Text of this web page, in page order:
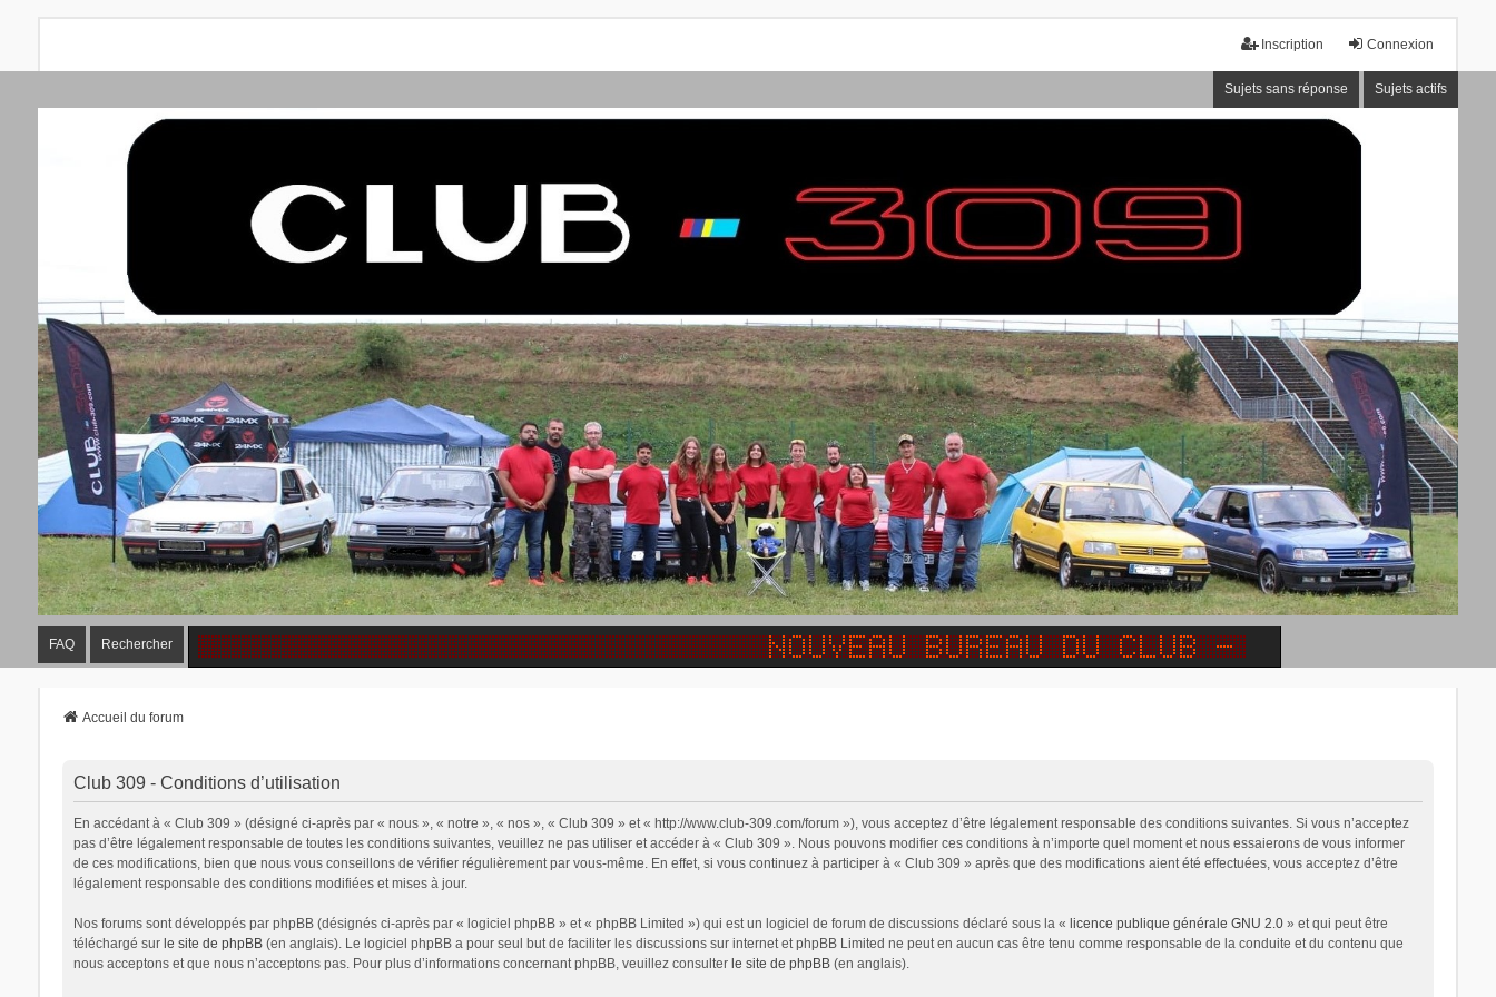
Connexion
Inscription
Sujets sans réponse Sujets actifs
FAQ Rechercher
Accueil du forum
Club 309 - Conditions d’utilisation
En accédant à « Club 309 » (désigné ci-après par « nous », « notre », « nos », « Club 309 » et « http://www.club-309.com/forum »), vous acceptez d’être légalement responsable des conditions suivantes. Si vous n’acceptez
pas d’être légalement responsable de toutes les conditions suivantes, veuillez ne pas utiliser et accéder à « Club 309 ». Nous pouvons modifier ces conditions à n’importe quel moment et nous essaierons de vous informer
de ces modifications, bien que nous vous conseillons de vérifier régulièrement par vous-même. En effet, si vous continuez à participer à « Club 309 » après que des modifications aient été effectuées, vous acceptez d’être
légalement responsable des conditions modifiées et mises à jour.
Nos forums sont développés par phpBB (désignés ci-après par « logiciel phpBB » et « phpBB Limited ») qui est un logiciel de forum de discussions déclaré sous la « licence publique générale GNU 2.0» et qui peut être
téléchargé sur le site de phpBB(en anglais). Le logiciel phpBB a pour seul but de faciliter les discussions sur internet et phpBB Limited ne peut en aucun cas être tenu comme responsable de la conduite et du contenu que
nous acceptons et que nous n’acceptons pas. Pour plus d’informations concernant phpBB, veuillez consulter le site de phpBB(en anglais).